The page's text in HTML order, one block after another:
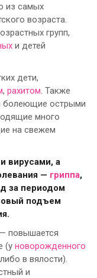
из самых
возраста.
групп,
и детей
дети,
, рахитом . Также
болеющие острыми
много
на свежем
вирусами, а
— гриппа,
за периодом
подъем
повышается
(у новорожденного
в вялости).
и